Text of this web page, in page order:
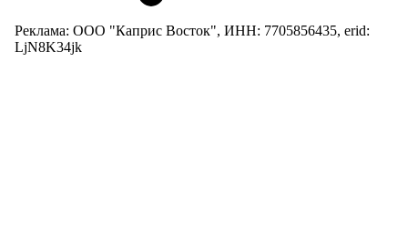
Реклама: ООО "Каприс Восток", ИНН: 7705856435, erid:
LjN8K34jk